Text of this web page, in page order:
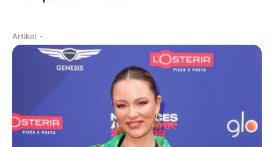
Artikel -